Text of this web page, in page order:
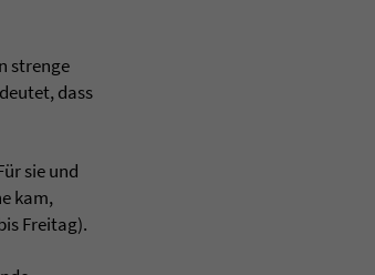
strenge
dass
sie und
kam,
Freitag).